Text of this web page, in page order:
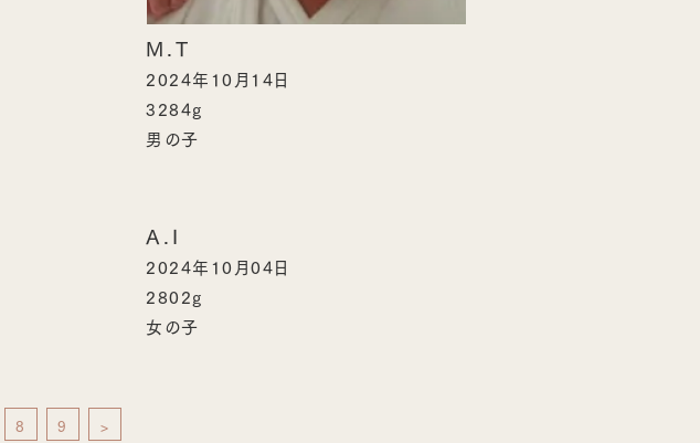
M.T
2024年10月14日
3284g
男の子
A.I
2024年10月04日
2802g
女の子
8 9 >